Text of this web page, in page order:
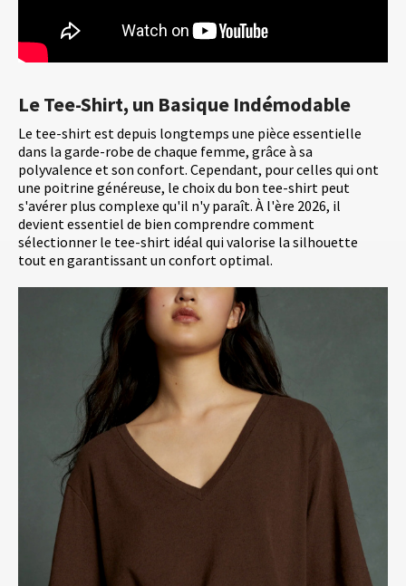
Le Tee-Shirt, un Basique Indémodable
Le tee-shirt est depuis longtemps une pièce essentielle
dans la garde-robe de chaque femme, grâce à sa
polyvalence et son confort. Cependant, pour celles qui ont
une poitrine généreuse, le choix du bon tee-shirt peut
s'avérer plus complexe qu'il n'y paraît. À l'ère 2026, il
devient essentiel de bien comprendre comment
sélectionner le tee-shirt idéal qui valorise la silhouette
tout en garantissant un confort optimal.